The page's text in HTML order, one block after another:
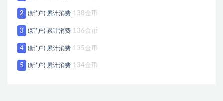
2 (新*户) 累计消费 138金币
3 (新*户) 累计消费 136金币
4 (新*户) 累计消费 135金币
5 (新*户) 累计消费 134金币